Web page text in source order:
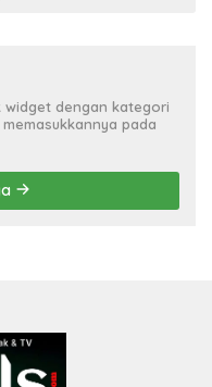
widget dengan kategori
pada